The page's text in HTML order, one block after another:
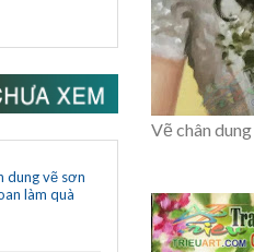
dung vẽ sơn
làm quà
Vẽ chân